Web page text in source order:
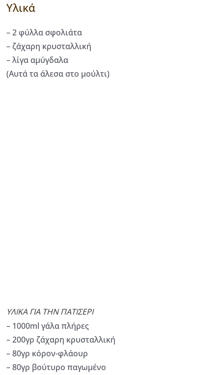
Υλικά
– 2 φύλλα σφολιάτα
– ζάχαρη κρυσταλλική
– λίγα αμύγδαλα
(Αυτά τα άλεσα στο μούλτι)
ΥΛΙΚΑ ΓΙΑ ΤΗΝ ΠΑΤΙΣΕΡΙ
– 1000ml γάλα πλήρες
– 200γρ ζάχαρη κρυσταλλική
– 80γρ κόρον-φλάουρ
– 80γρ βούτυρο παγωμένο